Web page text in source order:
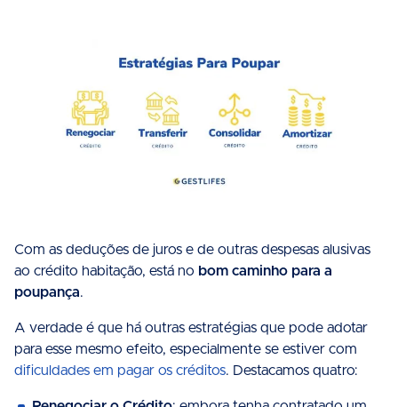
Com as deduções de juros e de outras despesas alusivas
ao crédito habitação, está no bom caminho para a
poupança.
A verdade é que há outras estratégias que pode adotar
para esse mesmo efeito, especialmente se estiver com
dificuldades em pagar os créditos. Destacamos quatro: